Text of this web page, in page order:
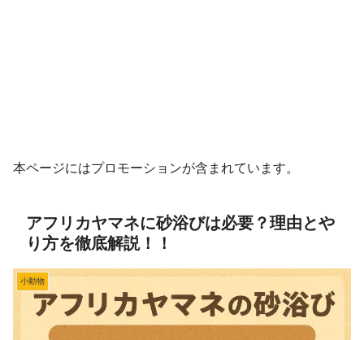
本ページにはプロモーションが含まれています。
アフリカヤマネに砂浴びは必要？理由とや
り方を徹底解説！！
小動物